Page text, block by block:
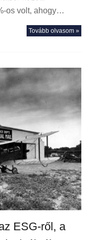
os volt, ahogy…
Tovább olvasom »
ESG-ről, a